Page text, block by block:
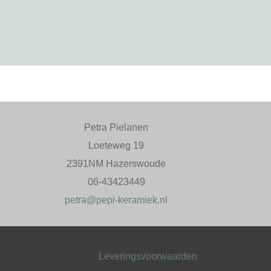
Petra Pielanen
Loeteweg 19
2391NM Hazerswoude
06-43423449
petra@pepi-keramiek.nl
Leveringsvoorwaarden